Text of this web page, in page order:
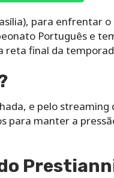
para enfrentar
Português e
reta final da
e pelo streaming
para manter a